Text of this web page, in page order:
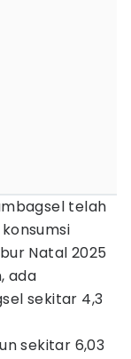
telah
Natal 2025
ada
sekitar 4,3
sekitar 6,03